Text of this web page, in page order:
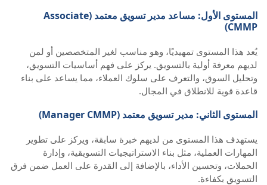
المستوى الأول: مساعد مدير تسويق معتمد (Associate
CMMP)
يُعد هذا المستوى تمهيديًا، وهو مناسب لغير المتخصصين أو لمن
لديهم معرفة أولية بالتسويق. يركز على فهم أساسيات التسويق،
وتحليل السوق، والتعرف على سلوك العملاء، مما يساعد على بناء
قاعدة قوية للانطلاق في المجال.
المستوى الثاني: مدير تسويق معتمد (Manager CMMP)
يستهدف هذا المستوى من لديهم خبرة سابقة، ويركز على تطوير
المهارات العملية، مثل بناء الاستراتيجيات التسويقية، وإدارة
الحملات، وتحسين الأداء، بالإضافة إلى القدرة على العمل ضمن فرق
التسويق بكفاءة.